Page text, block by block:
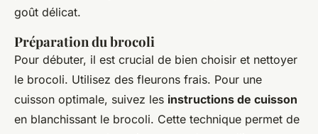
goût délicat.
Préparation du brocoli
Pour débuter, il est crucial de bien choisir et nettoyer
le brocoli. Utilisez des fleurons frais. Pour une
cuisson optimale, suivez les instructions de cuisson
en blanchissant le brocoli. Cette technique permet de